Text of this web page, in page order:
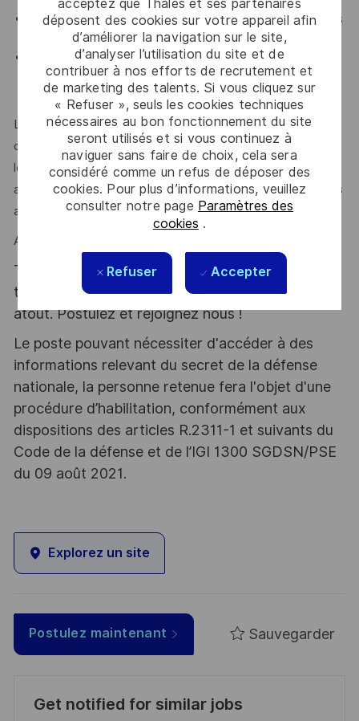
acceptez que Thales et ses partenaires
déposent des cookies sur votre appareil afin
d’améliorer la navigation sur le site,
d’analyser l’utilisation du site et de
contribuer à nos efforts de recrutement et
de marketing des talents. Si vous cliquez sur
« Refuser », seuls les cookies techniques
nécessaires au bon fonctionnement du site
seront utilisés et si vous continuez à
naviguer sans faire de choix, cela sera
considéré comme un refus de déposer des
cookies. Pour plus d’informations, veuillez
consulter notre page Paramètres des
cookies .
Refuser Accepter
Expérience de pilotage d'offre et/ou projet, dans les
secteurs publics et/ou privés, civils et/ou militaires.
Expérience significative en R&D, un intérêt marqué
pour les nouvelles technologies ; notamment dans le
domaine des télécommunications
Leadership reconnu, capacité à responsabiliser les
collaborateurs et capacité à accompagner et développer
les compétences des équipes, curiosité et écoute mais
aussi capacité de persuasion en interne & externe sont des
atouts que l’on vous reconnait ?
Alors ce poste est fait pour vous !
Thales, entreprise Handi-Engagée, reconnait
tous les talents. La diversité est notre meilleur
atout. Postulez et rejoignez nous !
Le poste pouvant nécessiter d'accéder à des
informations relevant du secret de la défense
nationale, la personne retenue fera l'objet d'une
procédure d’habilitation, conformément aux
dispositions des articles R.2311-1 et suivants du
Code de la défense et de l’IGI 1300 SGDSN/PSE
du 09 août 2021.
Explorez un site
Postulez maintenant Sauvegarder
Get notified for similar jobs